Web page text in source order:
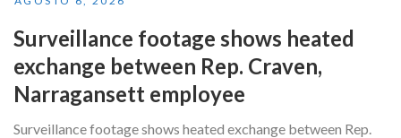
Surveillance footage shows heated
exchange between Rep. Craven,
Narragansett employee
Surveillance footage shows heated exchange between Rep.